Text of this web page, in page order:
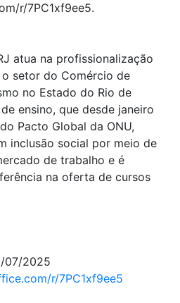
r/7PC1xf9ee5.
atua na profissionalização
setor do Comércio de
no Estado do Rio de
ensino, que desde janeiro
Pacto Global da ONU,
inclusão social por meio de
de trabalho e é
na oferta de cursos
07/2025
r/7PC1xf9ee5